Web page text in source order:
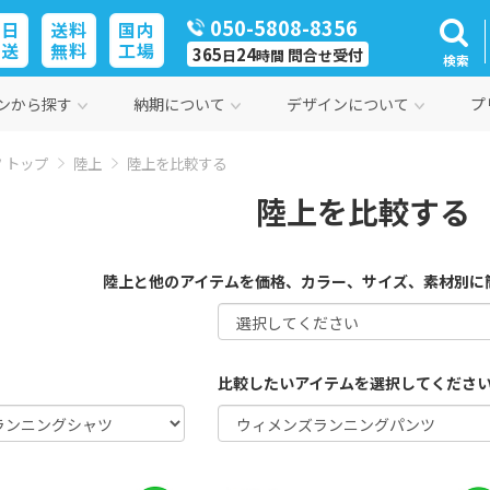
050-5808-8356
365日24時間 問合せ受付
送料
無料
国内
工場 検索
から探す 納期について デザインについて
トップ 陸上 陸上を比較する
陸上を比較する
陸上と他のアイテムを価格、カラー、サイズ、素材別
比較したいアイテムを選択してくださ